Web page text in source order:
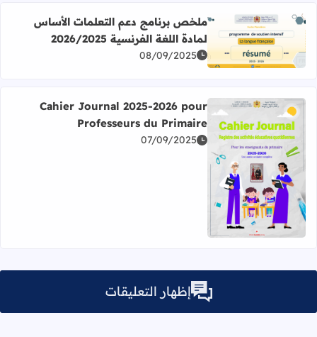
اقرأ المزيد عن ملخص برنامج دعم التعلمات الأساس لمادة اللغة
ملخص برنامج دعم التعلمات الأساس
لمادة اللغة الفرنسية 2026/2025
08/09/2025
اقرأ المزيد عن Cahier Journal 2025-2026 pour Professeurs du Primaire
Cahier Journal 2025-2026 pour
Professeurs du Primaire
07/09/2025
إظهار التعليقات